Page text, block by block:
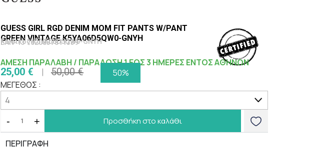
GUESS GIRL RGD DENIM MOM FIT PANTS W/PANT
GREEN VINTAGE K5YA06D5QW0-GNYH
Κωδικός K5YA06D5QW0-GNYH
EAN-13 7620837811339
ΑΜΕΣΗ ΠΑΡΑΛΑΒΗ / ΠΑΡΑΔΟΣΗ 1 ΕΩΣ 3 ΗΜΕΡΕΣ ΕΝΤΟΣ ΑΘΗΝΩΝ
25,00 € 50,00 €
50%
ΜΕΓΕΘΟΣ :
- + Προσθήκη στο καλάθι
ΠΕΡΙΓΡΑΦΗ